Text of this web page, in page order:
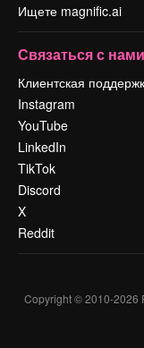
Ищете magnific.ai
Связаться с нами
Клиентская
Instagram
YouTube
LinkedIn
TikTok
Discord
X
Reddit
Copyright © 2010-2026